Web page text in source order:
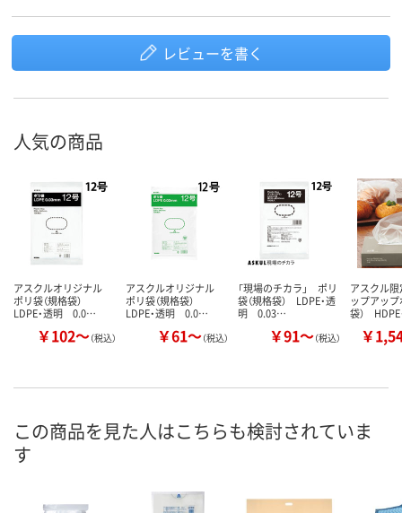
レビューを書く
人気の商品
アスクルオリジナル
ポリ袋（規格袋）
LDPE・透明 0.0…
￥102～（税込）
アスクルオリジナル
ポリ袋（規格袋）
LDPE・透明 0.0…
￥61～（税込）
「現場のチカラ」 ポリ
袋（規格袋） LDPE・透
明 0.03…
￥91～（税込）
アスクル
ップアップ
袋）
￥
この商品を見た人はこちらも検討されていま
す